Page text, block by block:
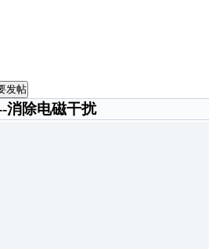
发帖
消除电磁干扰